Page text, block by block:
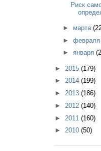
Риск
► марта
► февраля
► января
► 2015 (179)
► 2014 (199)
► 2013 (186)
► 2012 (140)
► 2011 (160)
► 2010 (50)